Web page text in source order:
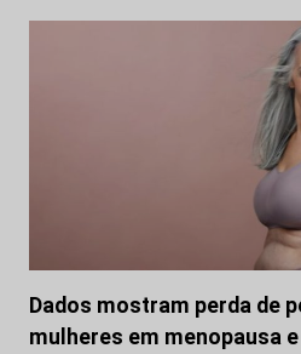
Dados mostram perda de
mulheres em menopausa